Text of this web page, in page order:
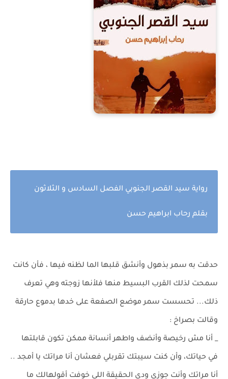
رواية سيد القصر الجنوبي الفصل السادس و الثلاثون
بقلم رحاب ابراهيم حسن
حدقت به سمر بذهول وأنشق قلبها الما لظنه فيها ، فأن كانت
سمحت لذلك القرب البسيط منها فلأنها زوجته وهي تعرف
ذلك... تحسست سمر موضع الصفعة على خدها بدموع حارقة
وقالت بصراخ :
_ أنا مش رخيصة وأنضف واطهر أنسانة ممكن تكون قابلتها
في حياتك، وأن كنت سيبتك تقربلي فعشان أنا مراتك يا أمجد ..
أنا مراتك وأنت جوزي ودي الحقيقة اللي خوفت أقولهالك ما